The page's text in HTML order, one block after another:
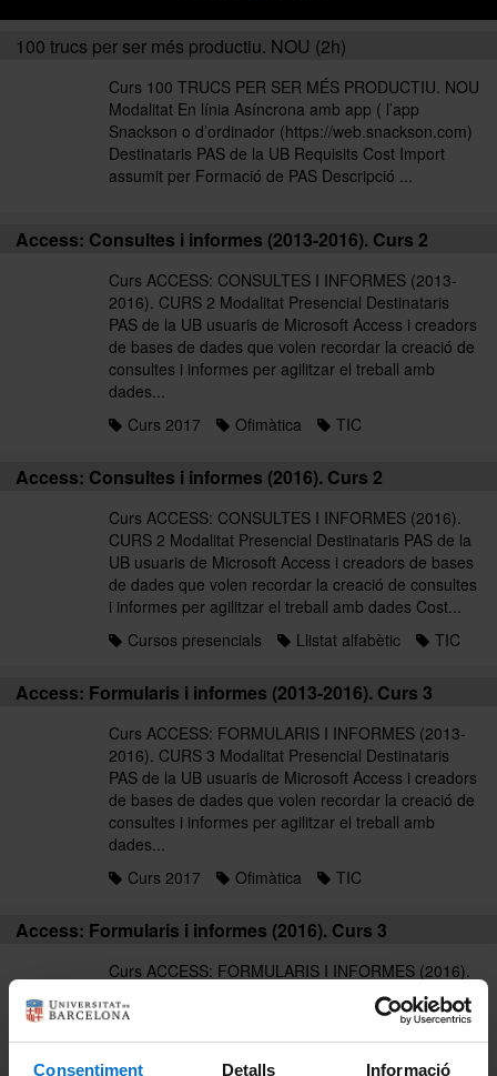
Consentiment Detalls Informació
100 trucs per ser més productiu. NOU (2h)
Curs 100 TRUCS PER SER MÉS PRODUCTIU. NOU
Modalitat En línia Asíncrona amb app ( l’app
Snackson o d’ordinador (https://web.snackson.com)
Destinataris PAS de la UB Requisits Cost Import
assumit per Formació de PAS Descripció ...
Access: Consultes i informes (2013-2016). Curs 2
Curs ACCESS: CONSULTES I INFORMES (2013-
2016). CURS 2 Modalitat Presencial Destinataris
PAS de la UB usuaris de Microsoft Access i creadors
de bases de dades que volen recordar la creació de
consultes i informes per agilitzar el treball amb
dades...
Curs 2017
Ofimàtica TIC
Access: Consultes i informes (2016). Curs 2
Curs ACCESS: CONSULTES I INFORMES (2016).
CURS 2 Modalitat Presencial Destinataris PAS de la
UB usuaris de Microsoft Access i creadors de bases
de dades que volen recordar la creació de consultes
i informes per agilitzar el treball amb dades Cost...
Cursos presencials
Llistat alfabètic TIC
Access: Formularis i informes (2013-2016). Curs 3
Curs ACCESS: FORMULARIS I INFORMES (2013-
2016). CURS 3 Modalitat Presencial Destinataris
PAS de la UB usuaris de Microsoft Access i creadors
de bases de dades que volen recordar la creació de
consultes i informes per agilitzar el treball amb
dades...
Curs 2017
Ofimàtica TIC
Access: Formularis i informes (2016). Curs 3
Curs ACCESS: FORMULARIS I INFORMES (2016).
CURS 3 Modalitat Presencial Destinataris PAS de la
UB usuaris de Microsoft Access i creadors de bases
de dades que volen recordar la creació de consultes
i informes per agilitzar el treball amb dades Cost...